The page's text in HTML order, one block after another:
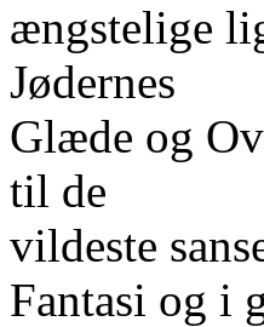
ængstelige
Jødernes
Glæde og
til de
vildeste
Fantasi og i